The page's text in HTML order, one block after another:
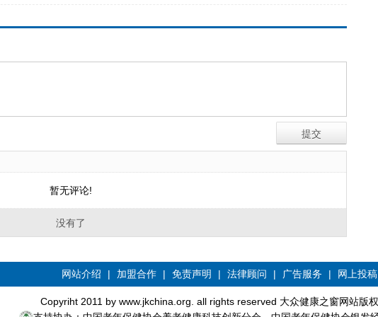
暂无评论!
没有了
网站介绍 | 加盟合作 | 免责声明 | 法律顾问 | 广告服务 | 网上投稿
Copyriht 2011 by www.jkchina.org. all rights reserved 大众健康之窗网站版